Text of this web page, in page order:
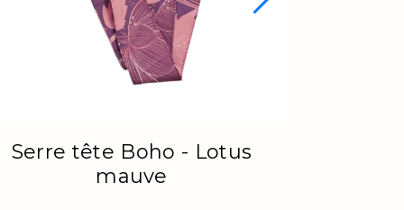
Serre tête Boho - Lotus
mauve